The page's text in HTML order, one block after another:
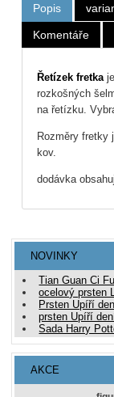
Popis
Komentáře
Řetízek fretka
rozkošných
na řetízku.
Rozměry fretky
kov.
dodávka
NOVINKY
Tian Guan Ci
ocelový prsten
Prsten Upíří
prsten Upíří
Sada Harry
AKCE